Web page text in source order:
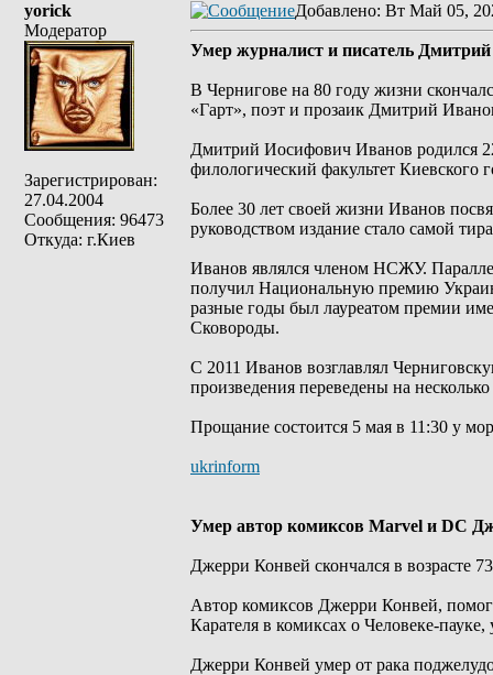
yorick
Модератор
Зарегистрирован:
27.04.2004
Сообщения: 96473
Откуда: г.Киев
Добавлено: Вт Май 05,
Умер журналист и писатель
В Чернигове на 80 году жизни
«Гарт», поэт и прозаик Дмитрий
Дмитрий Иосифович Иванов родился
филологический факультет Киевского
Более 30 лет своей жизни Иванов
руководством издание стало самой
Иванов являлся членом НСЖУ.
получил Национальную премию
разные годы был лауреатом премии
Сковороды.
С 2011 Иванов возглавлял
произведения переведены на
Прощание состоится 5 мая в 11:30 у
ukrinform
Умер автор комиксов Marvel и DC
Джерри Конвей скончался в возрасте
Автор комиксов Джерри Конвей,
Карателя в комиксах о Человеке-
Джерри Конвей умер от рака